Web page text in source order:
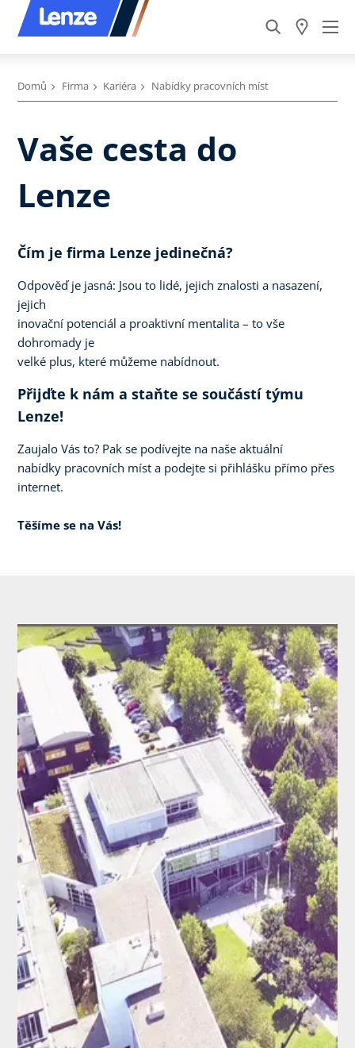
Domů Firma Kariéra Nabídky pracovních míst
Vaše cesta do
Lenze
Čím je firma Lenze jedinečná?
Odpověď je jasná: Jsou to lidé, jejich znalosti a nasazení,
jejich
inovační potenciál a proaktivní mentalita – to vše
dohromady je
velké plus, které můžeme nabídnout.
Přijďte k nám a staňte se součástí týmu
Lenze!
Zaujalo Vás to? Pak se podívejte na naše aktuální
nabídky pracovních míst a podejte si přihlášku přímo přes
internet.
Těšíme se na Vás!